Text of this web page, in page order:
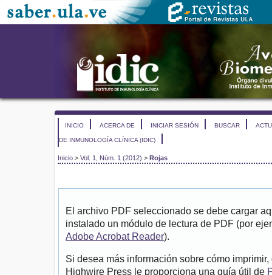
INICIO ACERCA DE INICIAR SESIÓN BUSCAR
DE INMUNOLOGÍA CLÍNICA (IDIC)
Inicio > Vol. 1, Núm. 1 (2012) > Rojas
El archivo PDF seleccionado se debe cargar
instalado un módulo de lectura de PDF (por
Adobe Acrobat Reader).
Si desea más información sobre cómo
Highwire Press le proporciona una guía útil de